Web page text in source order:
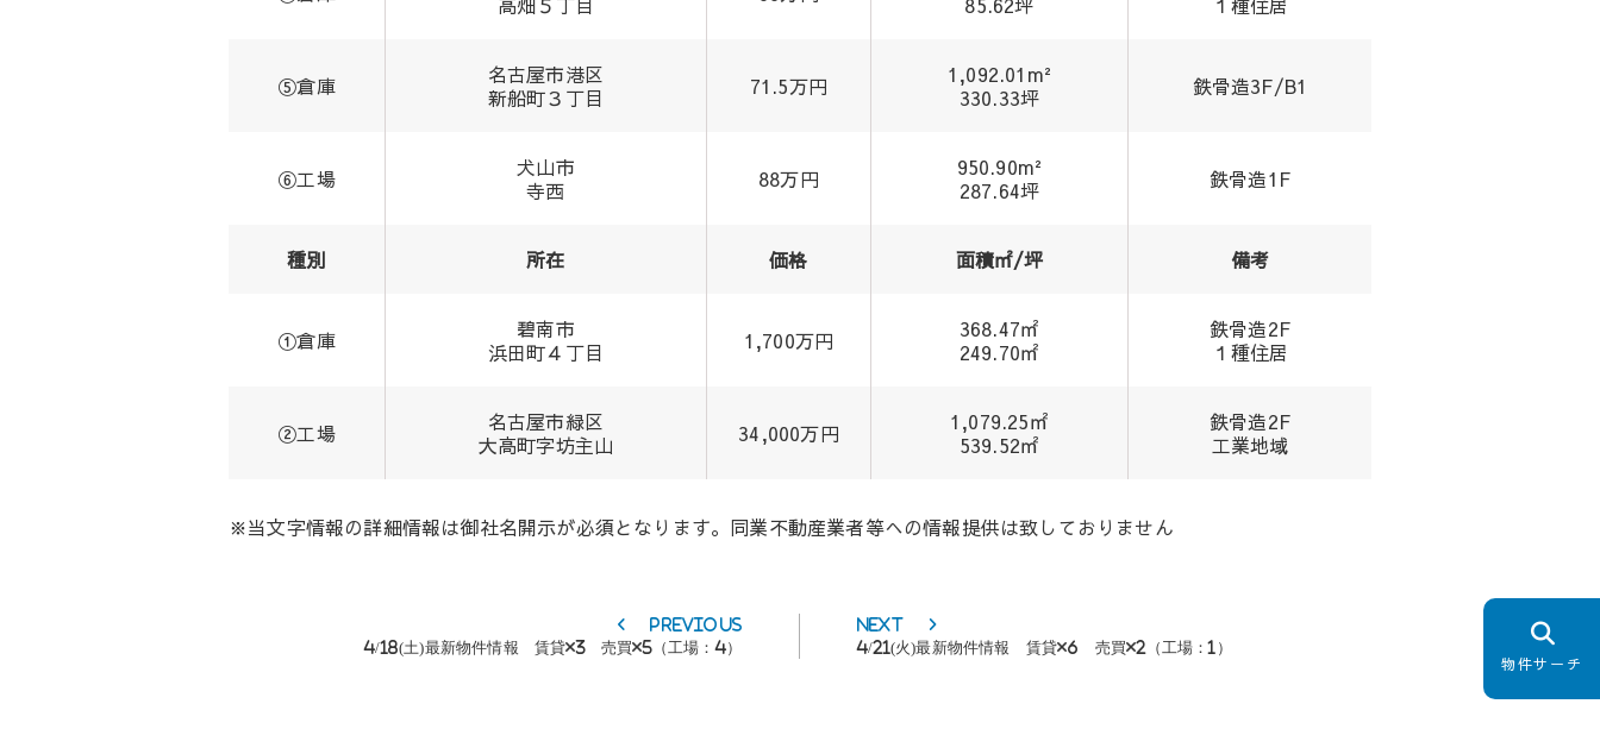
物件サーチ
⑤倉庫
名古屋市港区
新船町３丁目
71.5万円
1,092.01m²
330.33坪
鉄骨造3F/B1
⑥工場
犬山市
寺西
88万円
950.90m²
287.64坪
鉄骨造1F
種別 所在 価格 面積㎡/坪 備考
①倉庫
碧南市
浜田町４丁目
1,700万円
368.47㎡
249.70㎡
鉄骨造2F
１種住居
②工場
名古屋市緑区
大高町字坊主山
34,000万円
1,079.25㎡
539.52㎡
鉄骨造2F
工業地域
※当文字情報の詳細情報は御社名開示が必須となります。同業不動産業者等への情報提供は致しておりません
PreviousPrevious
4/18(土)最新物件情報 賃貸×3 売買×5（工場：4）
Next
Next
post:
4/21(火)最新物件情報 賃貸×6 売買×2（工場：1）